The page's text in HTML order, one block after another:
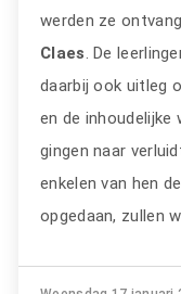
werden ze
Claes. De
daarbij ook uitleg
en de inhoudelijke
gingen naar
enkelen van hen
opgedaan, zullen